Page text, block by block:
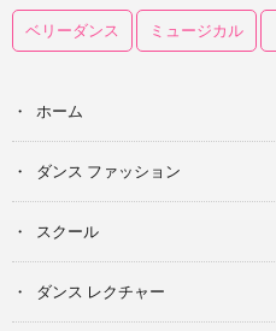
ベリーダンス ミュージカル
ホーム
ダンス ファッション
スクール
ダンス レクチャー